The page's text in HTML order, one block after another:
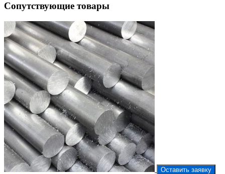
Cопутствующие товары
Оставить заявку